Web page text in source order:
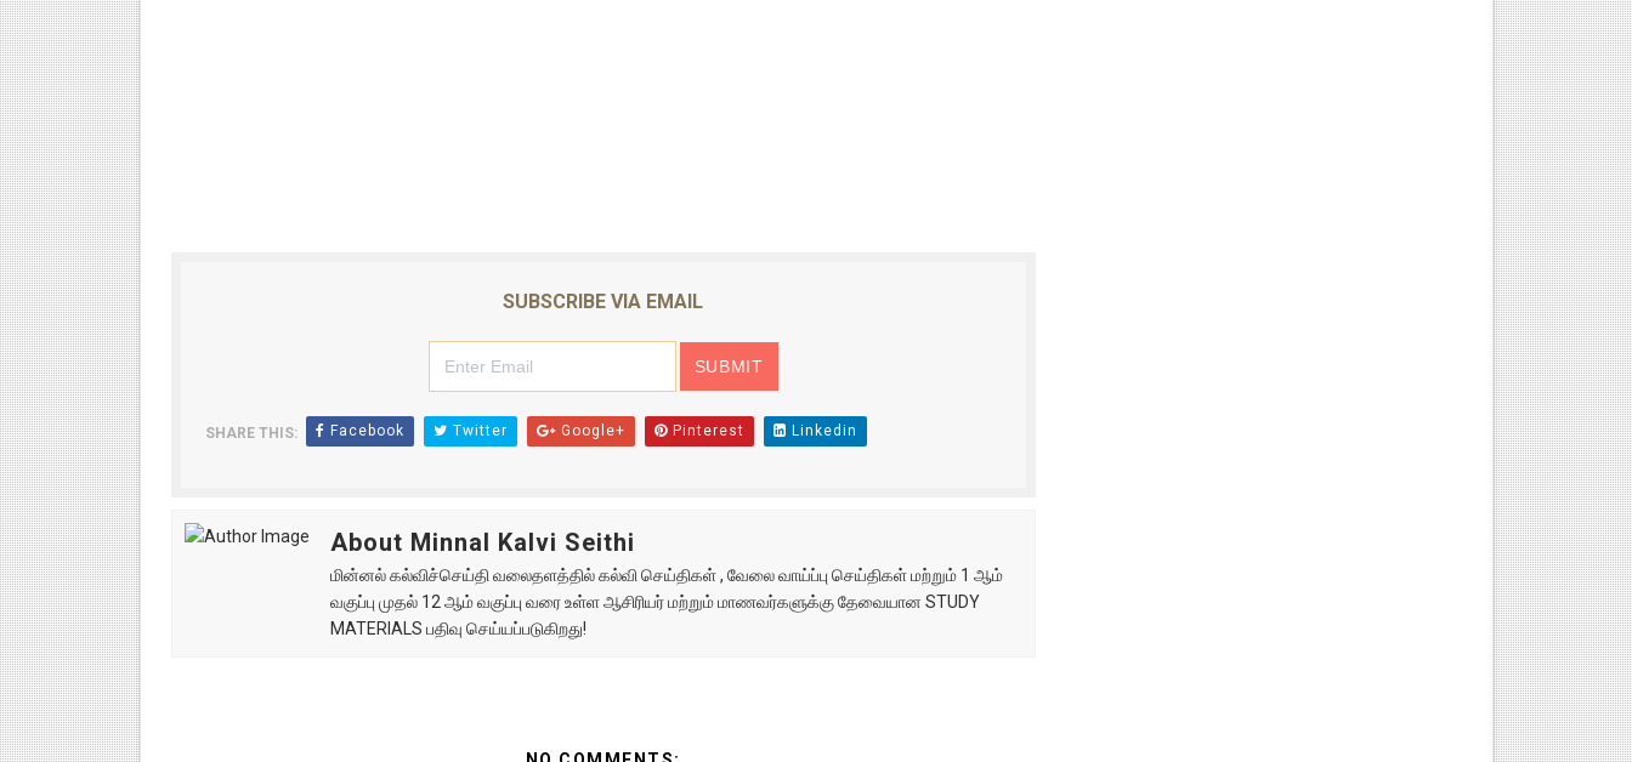
SUBSCRIBE VIA EMAIL
SHARE THIS: Facebook Twitter Google+ Pinterest Linkedin
About Minnal Kalvi Seithi
மின்னல் கல்விச்செய்தி வலைதளத்தில் கல்வி செய்திகள் , வேலை வாய்ப்பு செய்திகள் மற்றும் 1 ஆம்
வகுப்பு முதல் 12 ஆம் வகுப்பு வரை உள்ள ஆசிரியர் மற்றும் மாணவர்களுக்கு தேவையான STUDY
MATERIALS பதிவு செய்யப்படுகிறது!